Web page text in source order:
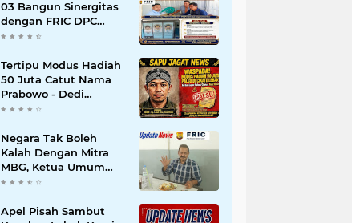
Diuruskan UHC, Kapus
Berkilah Aturan BPJS,
Warga: Mana
03 Bangun Sinergitas
dengan FRIC DPC
Kabupaten Lebak,
SOP BGN Pusat
Tertipu Modus Hadiah
50 Juta Catut Nama
Prabowo - Dedi
Mulyadi, Pasutri di
Lebak Rugi Rp 12 Juta
Lebih
Negara Tak Boleh
Kalah Dengan Mitra
MBG, Ketua Umum
APKLI-P: Silahkan
Kantin Sekolah
Apel Pisah Sambut